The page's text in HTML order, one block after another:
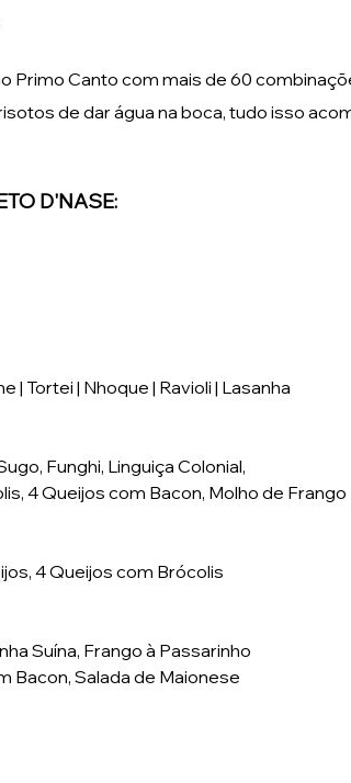
Primo Canto com mais de 60
de dar água na boca, tudo isso
D'NASE:
| Tortei | Nhoque | Ravioli | Lasanha
Funghi, Linguiça Colonial,
4 Queijos com Bacon, Molho de Frango
4 Queijos com Brócolis
Suína, Frango à Passarinho
Bacon, Salada de Maionese